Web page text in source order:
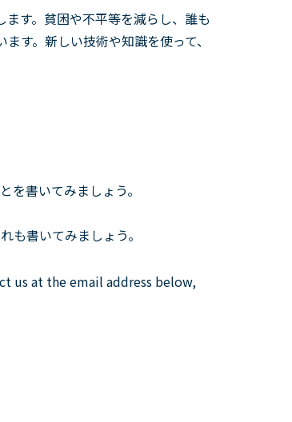
す。貧困や不平等を減らし、誰も
す。新しい技術や知識を使って、
を書いてみましょう。
も書いてみましょう。
us at the email address below,